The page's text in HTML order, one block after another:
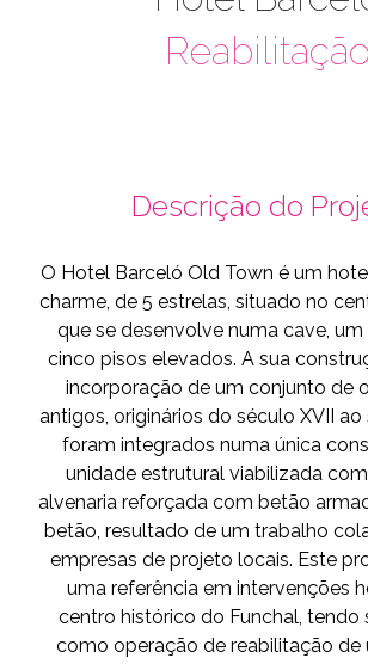
Reabilitação
Descrição do
O Hotel Barceló Old Town é um
charme, de 5 estrelas, situado no
que se desenvolve numa cave,
cinco pisos elevados. A sua
incorporação de um conjunto de
antigos, originários do século XVII ao
foram integrados numa única
unidade estrutural viabilizada
alvenaria reforçada com betão
betão, resultado de um trabalho
empresas de projeto locais. Este
uma referência em intervenções
centro histórico do Funchal, tendo
como operação de reabilitação de